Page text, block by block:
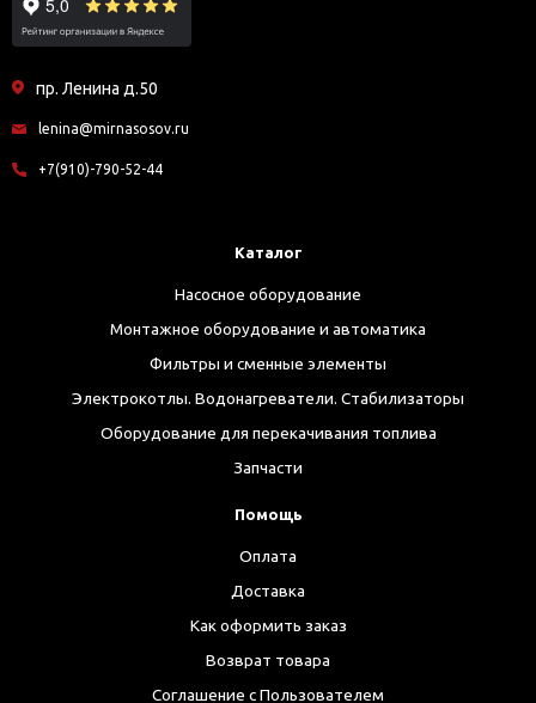
пр. Ленина д.50
lenina@mirnasosov.ru
+7(910)-790-52-44
Каталог
Насосное оборудование
Монтажное оборудование и автоматика
Фильтры и сменные элементы
Электрокотлы. Водонагреватели. Стабилизаторы
Оборудование для перекачивания топлива
Запчасти
Помощь
Оплата
Доставка
Как оформить заказ
Возврат товара
Соглашение с Пользователем